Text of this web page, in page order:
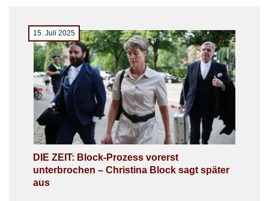
DIE ZEIT: Block-Prozess vorerst
unterbrochen – Christina Block sagt später
aus
15. Juli 2025